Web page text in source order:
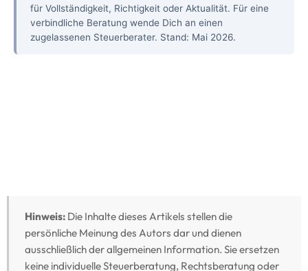
für Vollständigkeit, Richtigkeit oder Aktualität. Für eine
verbindliche Beratung wende Dich an einen
zugelassenen Steuerberater. Stand: Mai 2026.
Hinweis:Die Inhalte dieses Artikels stellen die
persönliche Meinung des Autors dar und dienen
ausschließlich der allgemeinen Information. Sie ersetzen
keine individuelle Steuerberatung, Rechtsberatung oder